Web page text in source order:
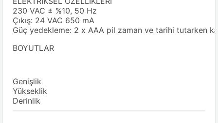
230 VAC ± %10, 50 Hz
Çıkış: 24 VAC 650 mA
Güç yedekleme: 2 x AAA pil zaman ve tarihi tutarken
BOYUTLAR
Genişlik
Yükseklik
Derinlik